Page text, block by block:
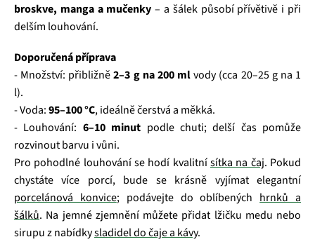
broskve, manga a mučenky – a šálek působí přívětivě i při
delším louhování.
Doporučená příprava
- Množství: přibližně2–3 g na 200 mlvody (cca 20–25 g na 1
l).
- Voda:95–100 °C, ideálně čerstvá a měkká.
- Louhování: 6–10 minut podle chuti; delší čas pomůže
rozvinout barvu i vůni.
Pro pohodlné louhování se hodí kvalitnísítka na čaj. Pokud
chystáte více porcí, bude se krásně vyjímat elegantní
porcelánová konvice; podávejte do oblíbených hrnků a
šálků. Na jemné zjemnění můžete přidat lžičku medu nebo
sirupu z nabídkysladidel do čaje a kávy.